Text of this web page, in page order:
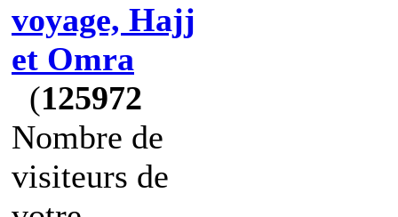
voyage, Hajj
et Omra
(125972
Nombre de
visiteurs de